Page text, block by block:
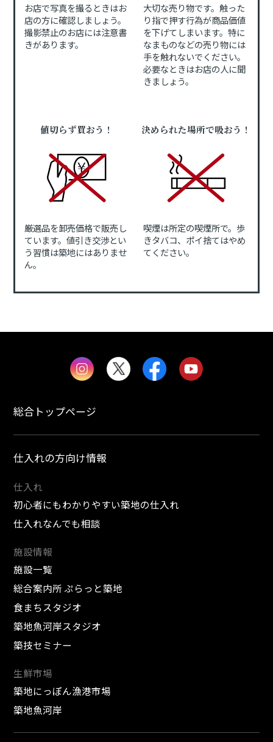
お店で写真を撮るときはお
店の方に確認しましょう。
撮影禁止のお店には注意書
きがあります。
大切な売り物です。触った
り指で押す行為が商品価値
を下げてしまいます。特に
なまものなどの売り物には
手を触れないでください。
必要なときはお店の人に聞
きましょう。
値切らず買おう！
厳選品を卸売価格で販売し
ています。値引き交渉とい
う習慣は築地にはありませ
ん。
決められた場所で吸おう！
喫煙は所定の喫煙所で。歩
きタバコ、ポイ捨てはやめ
てください。
総合トップページ
仕入れの方向け情報
仕入れ
初心者にもわかりやすい築地の仕入れ
仕入れなんでも相談
施設情報
施設一覧
総合案内所 ぷらっと築地
食まちスタジオ
築地魚河岸スタジオ
築技セミナー
生鮮市場
築地にっぽん漁港市場
築地魚河岸